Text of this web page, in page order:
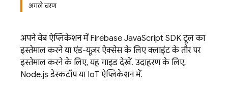
अगले चरण
अपने वेब ऐप्लिकेशन में Firebase JavaScript SDK टूल का
इस्तेमाल करने या एंड-यूज़र ऐक्सेस के लिए क्लाइंट के तौर पर
इस्तेमाल करने के लिए, यह गाइड देखें. उदाहरण के लिए,
Node.js डेस्कटॉप या IoT ऐप्लिकेशन में.